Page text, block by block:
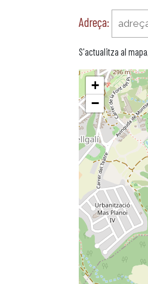
Adreça:
S'actualitza al
+
−